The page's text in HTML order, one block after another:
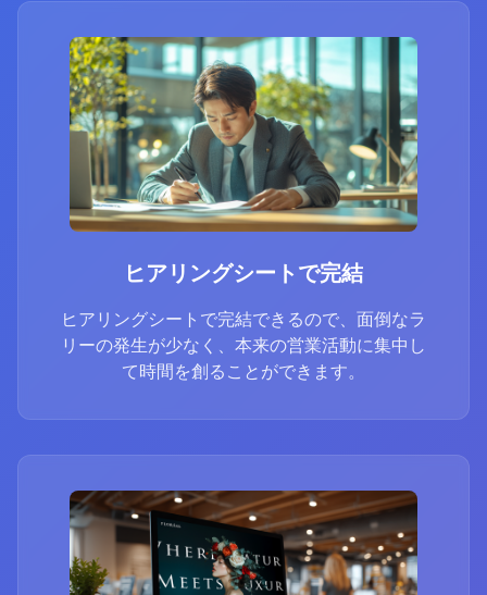
ヒアリングシートで完結
ヒアリングシートで完結できるので、面倒なラ
リーの発生が少なく、本来の営業活動に集中し
て時間を創ることができます。